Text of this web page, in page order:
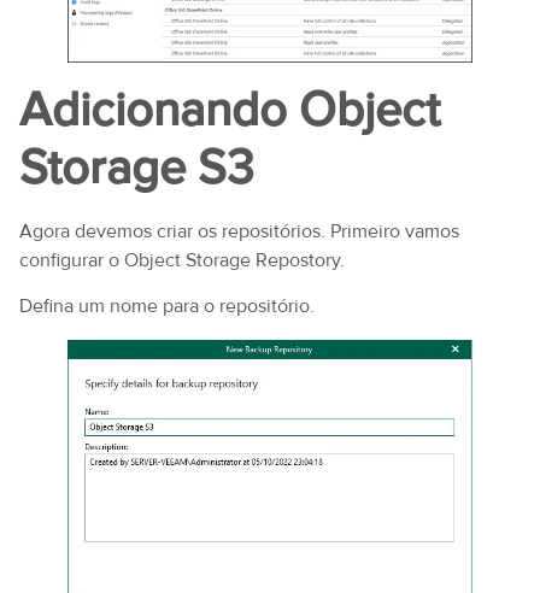
Adicionando Object
Storage S3
Agora devemos criar os repositórios. Primeiro vamos
configurar o Object Storage Repostory.
Defina um nome para o repositório.